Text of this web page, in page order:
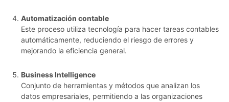
Automatización contable
Este proceso utiliza tecnología para hacer tareas contables
automáticamente, reduciendo el riesgo de errores y
mejorando la eficiencia general.
Business Intelligence
Conjunto de herramientas y métodos que analizan los
datos empresariales, permitiendo a las organizaciones